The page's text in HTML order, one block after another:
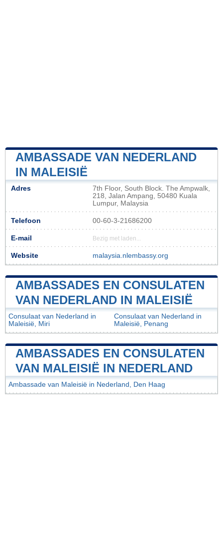
AMBASSADE VAN NEDERLAND
IN MALEISIË
Adres
7th Floor, South Block. The Ampwalk,
218, Jalan Ampang, 50480 Kuala
Lumpur, Malaysia
Telefoon 00-60-3-21686200
E-mail Bezig met laden...
Website malaysia.nlembassy.org
AMBASSADES EN CONSULATEN
VAN NEDERLAND IN MALEISIË
Consulaat van Nederland in
Maleisië, Miri
Consulaat van Nederland in
Maleisië, Penang
AMBASSADES EN CONSULATEN
VAN MALEISIË IN NEDERLAND
Ambassade van Maleisië in Nederland, Den Haag